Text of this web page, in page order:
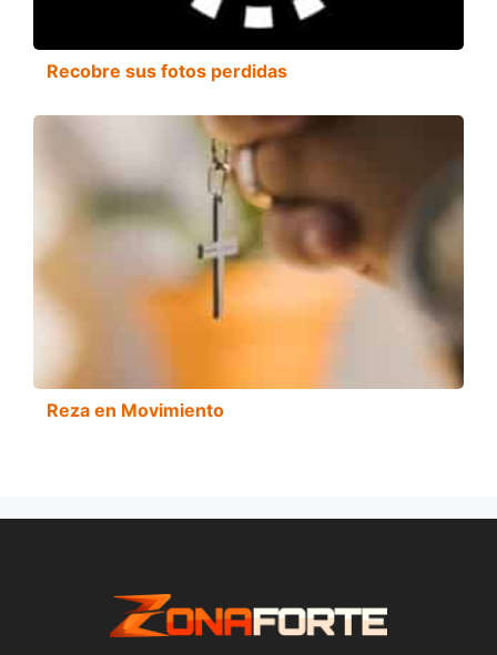
Recobre sus fotos perdidas
Reza en Movimiento